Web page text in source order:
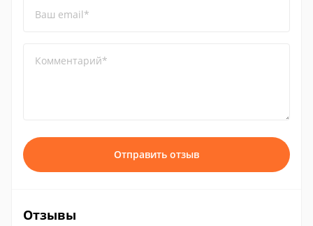
Ваш email*
Комментарий*
Отправить отзыв
Отзывы